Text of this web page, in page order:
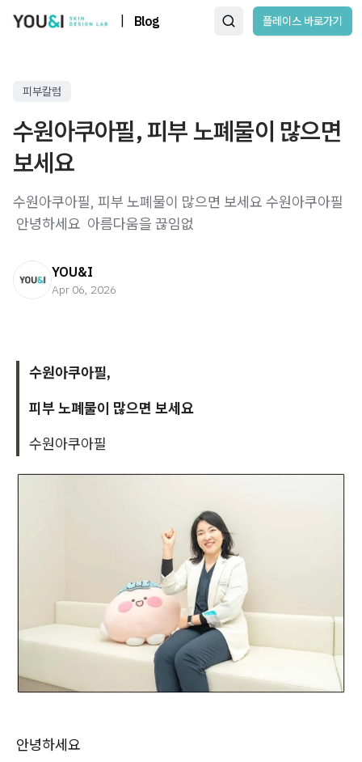
Blog 플레이스 바로가기
피부칼럼
수원아쿠아필, 피부 노폐물이 많으면
보세요
수원아쿠아필, 피부 노폐물이 많으면 보세요 수원아쿠아필
​ 안녕하세요 ​ 아름다움을 끊임없
YOU&I
Apr 06, 2026
수원아쿠아필,
피부 노폐물이 많으면 보세요
수원아쿠아필
안녕하세요